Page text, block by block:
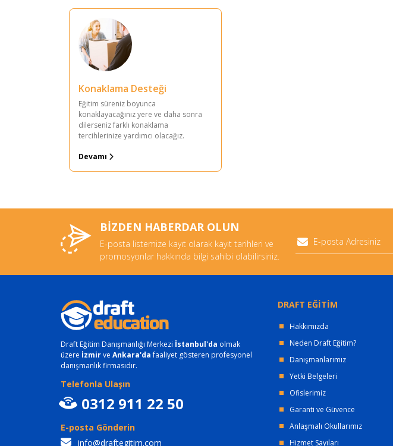
Konaklama Desteği
Eğitim süreniz boyunca
konaklayacağınız yere ve daha sonra
dilerseniz farklı konaklama
tercihlerinize yardımcı olacağız.
Devamı
BİZDEN HABERDAR OLUN
E-posta listemize kayıt olarak kayıt tarihleri ve
promosyonlar hakkında bilgi sahibi olabilirsiniz.
Draft Eğitim Danışmanlığı Merkezi İstanbul'da olmak
üzere İzmirve Ankara'dafaaliyet gösteren profesyonel
danışmanlık firmasıdır.
Telefonla Ulaşın
0312 911 22 50
E-posta Gönderin
info@draftegitim.com
DRAFT EĞİTİM
Hakkımızda
Neden Draft Eğitim?
Danışmanlarımız
Yetki Belgeleri
Ofislerimiz
Garanti ve Güvence
Anlaşmalı Okullarımız
Hizmet Sayıları